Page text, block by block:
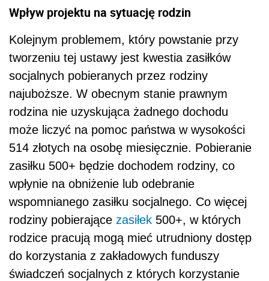
Wpływ projektu na sytuację rodzin
Kolejnym problemem, który powstanie przy
tworzeniu tej ustawy jest kwestia zasiłków
socjalnych pobieranych przez rodziny
najuboższe. W obecnym stanie prawnym
rodzina nie uzyskująca żadnego dochodu
może liczyć na pomoc państwa w wysokości
514 złotych na osobę miesięcznie. Pobieranie
zasiłku 500+ będzie dochodem rodziny, co
wpłynie na obniżenie lub odebranie
wspomnianego zasiłku socjalnego. Co więcej
rodziny pobierające zasiłek 500+, w których
rodzice pracują mogą mieć utrudniony dostęp
do korzystania z zakładowych funduszy
świadczeń socjalnych z których korzystanie